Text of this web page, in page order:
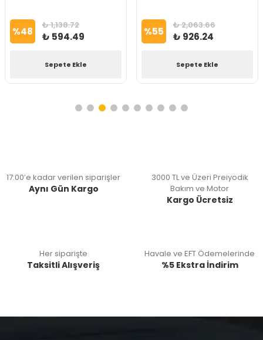
%48 ₺ 1,138.72
₺ 594.49
Sepete Ekle
%55 ₺ 2,063.66
₺ 926.24
Sepete Ekle
17:00’e kadar verilen siparişler
Aynı Gün Kargo
3000 TL ve Üzeri Preiyodik
Bakım ve Motor
Kargo Ücretsiz
Her siparişte
Taksitli Alışveriş
Havale ve EFT Ödemelerinde
%5 Ekstra İndirim